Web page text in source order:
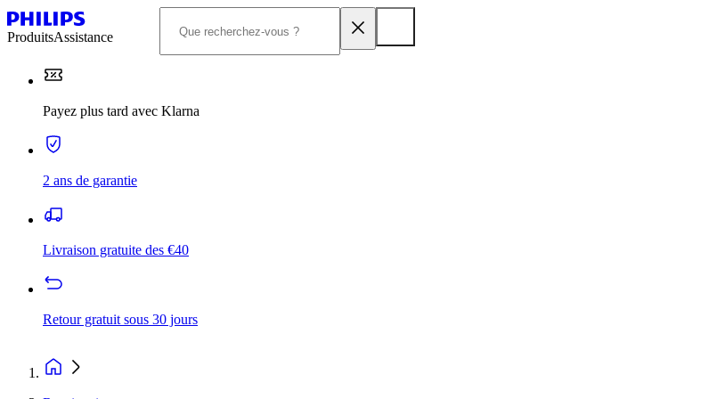
ProduitsAssistance
Payez plus tard avec Klarna
2 ans de garantie
Livraison gratuite des €40
Retour gratuit sous 30 jours